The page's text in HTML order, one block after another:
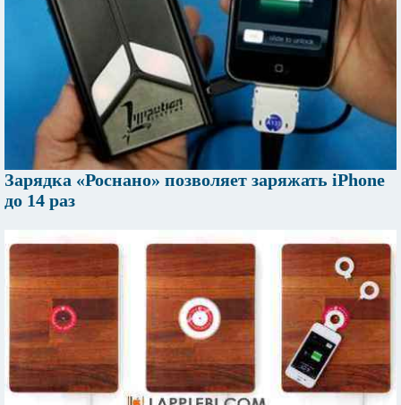
Зарядка «Роснано» позволяет заряжать iPhone
до 14 раз